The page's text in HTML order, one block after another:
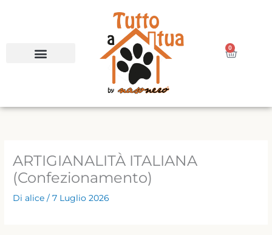
0
Carrello
ARTIGIANALITÀ ITALIANA
(Confezionamento)
Dialice/7 Luglio 2026